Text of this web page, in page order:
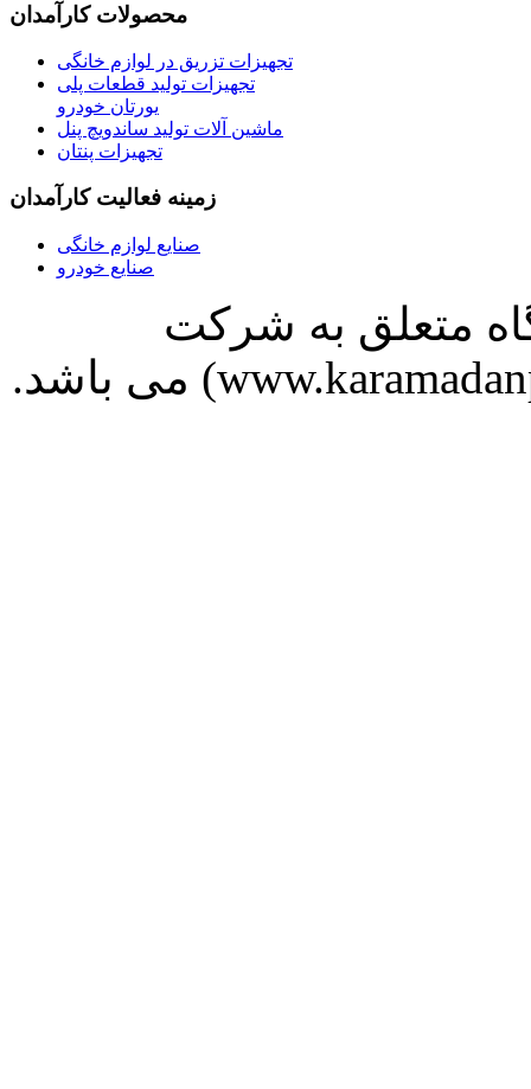
محصولات کارآمدان
تجهیزات تزریق در لوازم خانگی
تجهیزات تولید قطعات پلی
یورتان خودرو
ماشین آلات تولید ساندویچ پنل
تجهیزات پنتان
زمینه فعالیت کارآمدان
صنایع لوازم خانگی
صنایع خودرو
پایگاه متعلق به شرکت